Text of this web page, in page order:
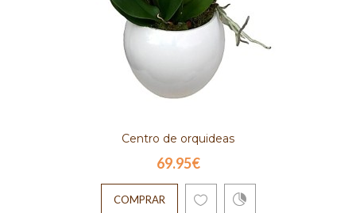
Centro de orquideas
69.95€
COMPRAR